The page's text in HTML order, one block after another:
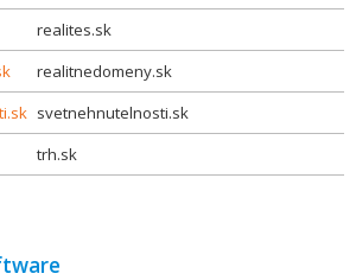
realites.sk
realitnedomeny.sk
svetnehnutelnosti.sk
trh.sk